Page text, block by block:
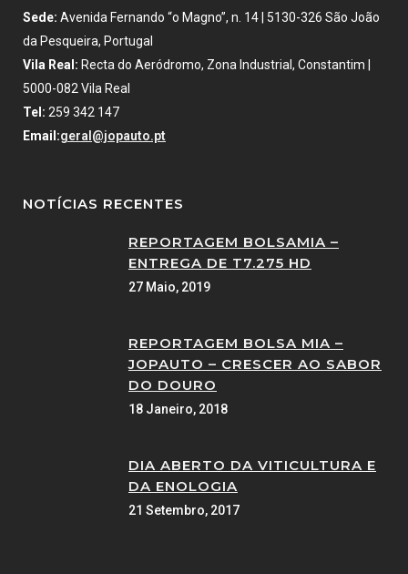
Sede: Avenida Fernando “o Magno”, n. 14 | 5130-326 São João
da Pesqueira, Portugal
Vila Real: Recta do Aeródromo, Zona Industrial, Constantim |
5000-082 Vila Real
Tel: 259 342 147
Email:geral@jopauto.pt
NOTÍCIAS RECENTES
REPORTAGEM BOLSAMIA –
ENTREGA DE T7.275 HD
27 Maio, 2019
REPORTAGEM BOLSA MIA –
JOPAUTO – CRESCER AO SABOR
DO DOURO
18 Janeiro, 2018
DIA ABERTO DA VITICULTURA E
DA ENOLOGIA
21 Setembro, 2017